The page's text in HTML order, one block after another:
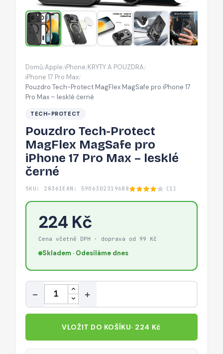
iPhone
17
Pro
Max
černé
Domů/Apple/iPhone/KRYTY A POUZDRA/
iPhone 17 Pro Max/
Pouzdro Tech-Protect MagFlex MagSafe pro iPhone 17
Pro Max – lesklé černé
TECH-PROTECT
Pouzdro Tech-Protect
MagFlex MagSafe pro
iPhone 17 Pro Max – lesklé
černé
SKU: 28361EAN: 5906302319688 (1)
224 Kč
Cena včetně DPH · doprava od 99 Kč
Skladem · Odesíláme dnes
Množství
− +
VLOŽIT DO KOŠÍKU· 224 Kč